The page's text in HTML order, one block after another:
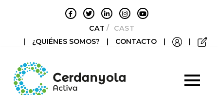
CATALÀCASTELLANO
|
¿QUIÉNES SOMOS? | CONTACTO | |